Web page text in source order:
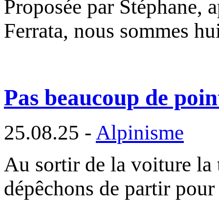
Proposée par Stéphane,
Ferrata, nous sommes
Pas beaucoup de
25.08.25 - Alpinisme
Au sortir de la voiture la
dépêchons de partir